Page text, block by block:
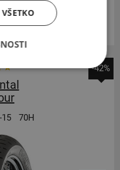
prac. deň
do 2 dní.
-42%
-15
70H